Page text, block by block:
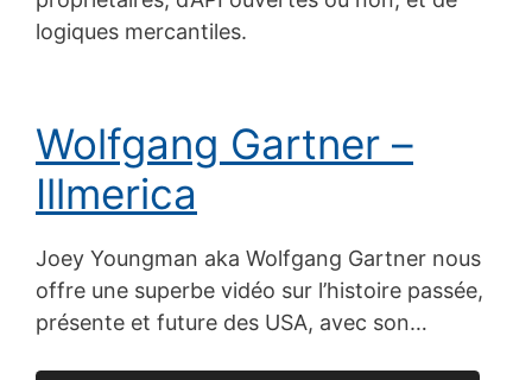
logiques mercantiles.
Wolfgang Gartner –
Illmerica
Joey Youngman aka Wolfgang Gartner nous
offre une superbe vidéo sur l’histoire passée,
présente et future des USA, avec son…